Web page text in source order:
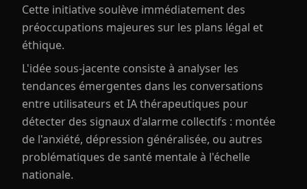
Cette initiative soulève immédiatement des
préoccupations majeures sur les plans légal et
éthique.
L'idée sous-jacente consiste à analyser les
tendances émergentes dans les conversations
entre utilisateurs et IA thérapeutiques pour
détecter des signaux d'alarme collectifs : montée
de l'anxiété, dépression généralisée, ou autres
problématiques de santé mentale à l'échelle
nationale.